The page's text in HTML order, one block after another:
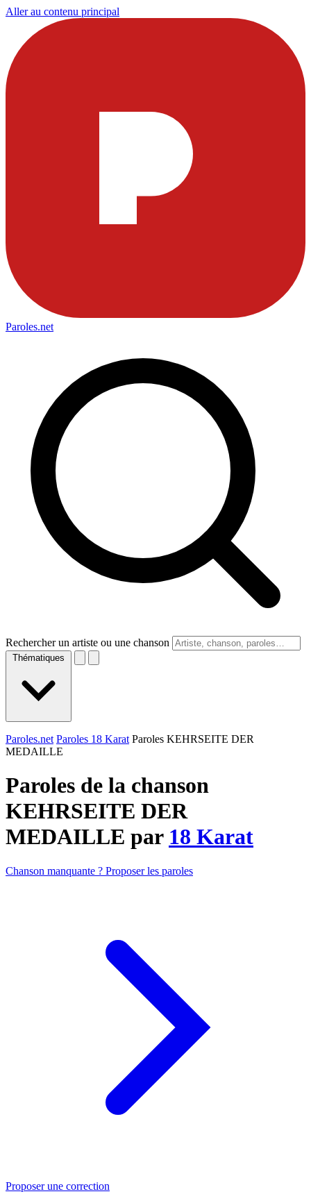
Aller au contenu principal
Paroles.net
Rechercher un artiste ou une chanson
Thématiques
Paroles.net Paroles 18 Karat Paroles KEHRSEITE DER
MEDAILLE
Paroles de la chanson
KEHRSEITE DER
MEDAILLE par 18 Karat
Chanson manquante ? Proposer les paroles
Proposer une correction